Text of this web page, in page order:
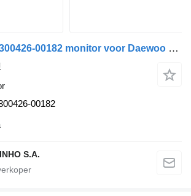
Daewoo DX140 300426-00182 monitor voor Daewoo DX140
00182
S.A.